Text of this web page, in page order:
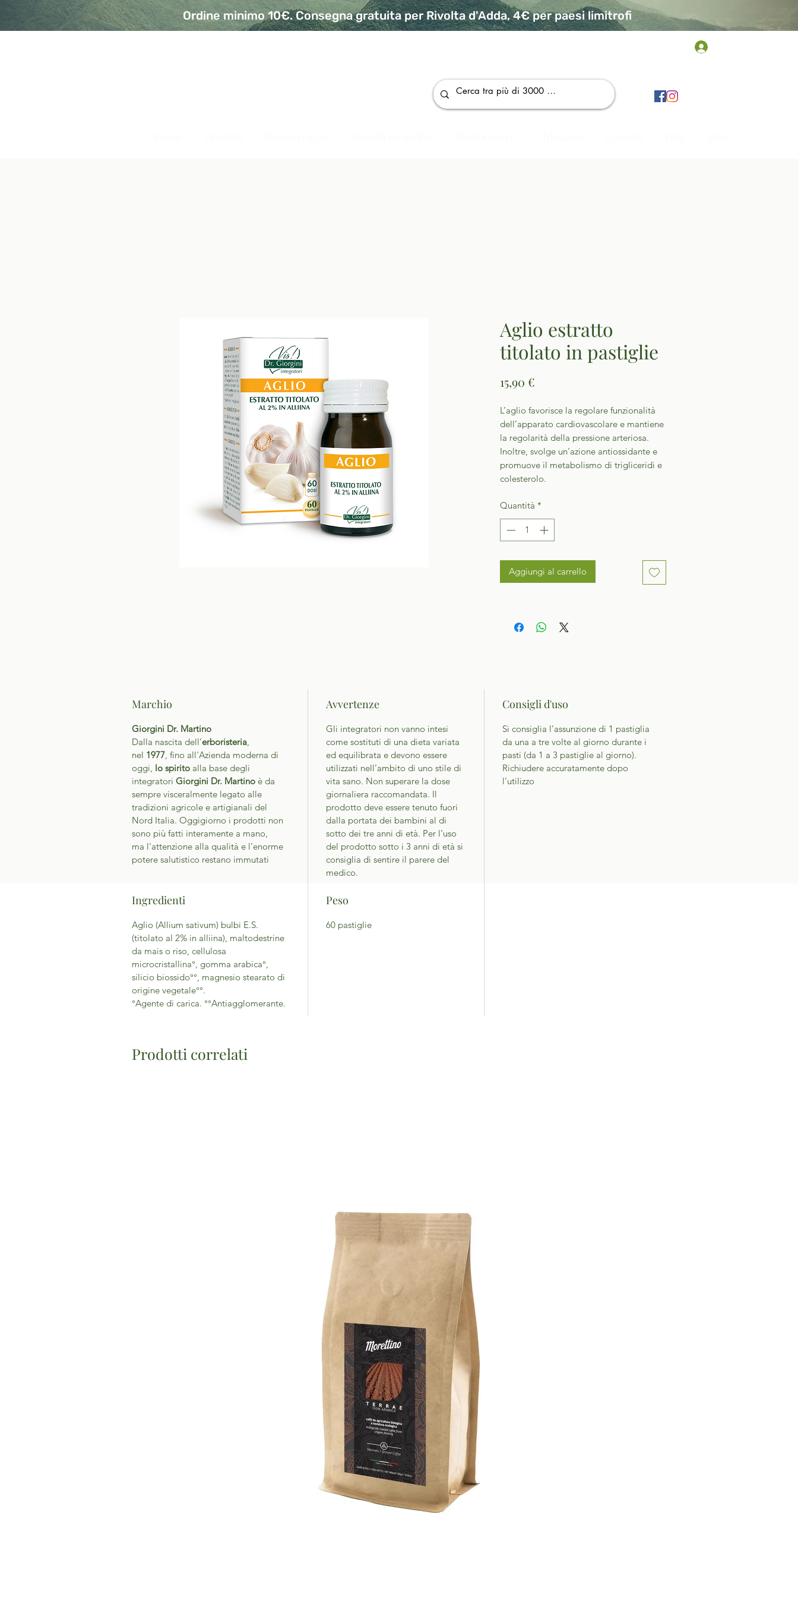
Ordine minimo 10€. Consegna gratuita per Rivolta d'Adda, 4€ per paesi limitrofi
Aglio estratto
titolato in pastiglie
15,90 €
L’aglio favorisce la regolare funzionalità
dell’apparato cardiovascolare e mantiene
la regolarità della pressione arteriosa.
Inoltre, svolge un’azione antiossidante e
promuove il metabolismo di trigliceridi e
colesterolo.
Quantità *
Aggiungi al carrello
Marchio
Giorgini Dr. Martino
Dalla nascita dell’erboristeria
nel 1977 , fino all'Azienda moderna di
oggi, lo spirito alla base degli
integratori Giorgini Dr. Martino è da
sempre visceralmente legato alle
tradizioni agricole e artigianali del
Nord Italia. Oggigiorno i prodotti non
sono più fatti interamente a mano,
ma l'attenzione alla qualità e l’enorme
potere salutistico restano immutati
Avvertenze
Gli integratori non vanno intesi
come sostituti di una dieta variata
ed equilibrata e devono essere
utilizzati nell’ambito di uno stile di
vita sano. Non superare la dose
giornaliera raccomandata. Il
prodotto deve essere tenuto fuori
dalla portata dei bambini al di
sotto dei tre anni di età. Per l’uso
del prodotto sotto i 3 anni di età si
consiglia di sentire il parere del
medico.
Consigli d'uso
Si consiglia l’assunzione di 1 pastiglia
da una a tre volte al giorno durante i
pasti (da 1 a 3 pastiglie al giorno).
Richiudere accuratamente dopo
l’utilizzo
Ingredienti
Aglio (Allium sativum) bulbi E.S.
(titolato al 2% in alliina), maltodestrine
da mais o riso, cellulosa
microcristallina°, gomma arabica°,
silicio biossido°°, magnesio stearato di
origine vegetale°°.
°Agente di carica. °°Antiagglomerante.
Peso
60 pastiglie
Prodotti correlati